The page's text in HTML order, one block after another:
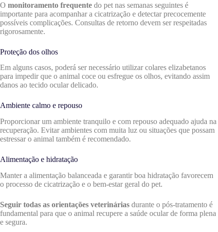
O monitoramento frequente do pet nas semanas seguintes é
importante para acompanhar a cicatrização e detectar precocemente
possíveis complicações. Consultas de retorno devem ser respeitadas
rigorosamente.
Proteção dos olhos
Em alguns casos, poderá ser necessário utilizar colares elizabetanos
para impedir que o animal coce ou esfregue os olhos, evitando assim
danos ao tecido ocular delicado.
Ambiente calmo e repouso
Proporcionar um ambiente tranquilo e com repouso adequado ajuda na
recuperação. Evitar ambientes com muita luz ou situações que possam
estressar o animal também é recomendado.
Alimentação e hidratação
Manter a alimentação balanceada e garantir boa hidratação favorecem
o processo de cicatrização e o bem-estar geral do pet.
Seguir todas as orientações veterinárias durante o pós-tratamento é
fundamental para que o animal recupere a saúde ocular de forma plena
e segura.